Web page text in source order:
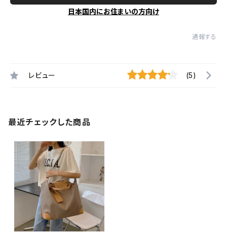
日本国内にお住まいの方向け
通報する
レビュー (5)
最近チェックした商品